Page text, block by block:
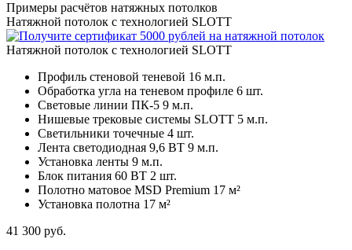
Примеры расчётов натяжных потолков
Натяжной потолок с технологией SLOTT
Натяжной потолок с технологией SLOTT
Профиль стеновой теневой 16 м.п.
Обработка угла на теневом профиле 6 шт.
Световые линии ПК-5 9 м.п.
Нишевые трековые системы SLOTT 5 м.п.
Светильники точечные 4 шт.
Лента светодиодная 9,6 ВТ 9 м.п.
Установка ленты 9 м.п.
Блок питания 60 ВТ 2 шт.
Полотно матовое MSD Premium 17 м²
Установка полотна 17 м²
41 300 руб.